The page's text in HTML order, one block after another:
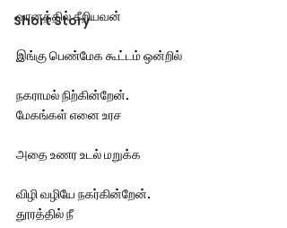
Short Story
வானத்தில் சீறியவன்
இங்கு பெண்மேக கூட்டம் ஒன்றில்
நகராமல் நிற்கின்றேன்.
மேகங்கள் எனை உரச
அதை உணர உடல் மறுக்க
விழி வழியே நகர்கின்றேன்.
தூரத்தில் நீ